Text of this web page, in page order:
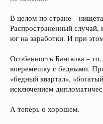
В целом по стране –
Распространенный случай,
юг на заработки. И при
Особенность Бангкока –
вперемешку с бедными.
«бедный квартал»,
исключением
А теперь о хорошем.